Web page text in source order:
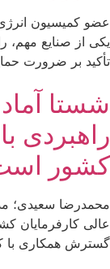
عضو کمیسیون
یکی از صنایع مهم،
تأکید بر ضرورت
شستا
راهبردی
کشور
محمدرضا سعیدی؛
عالی کارفرمایان
گسترش همکاری با